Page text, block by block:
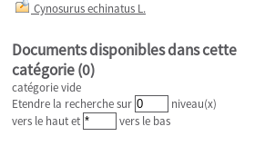
Cynosurus echinatus L.
Documents disponibles dans cette
catégorie (0)
catégorie vide
Etendre la recherche sur
niveau(x)
vers le haut et
vers le bas